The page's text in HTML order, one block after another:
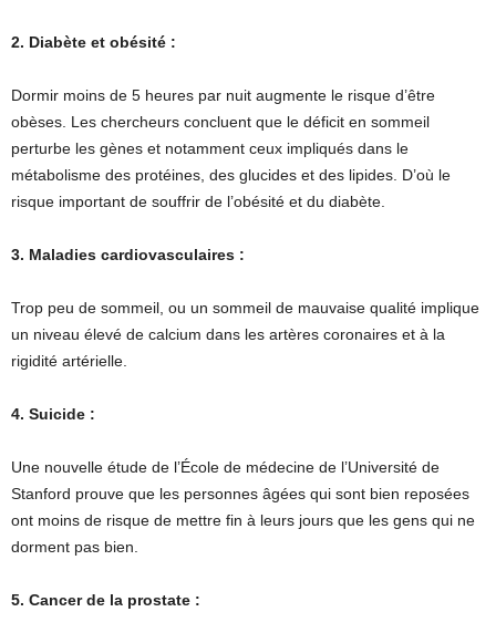
2. Diabète et obésité :
Dormir moins de 5 heures par nuit augmente le risque d’être
obèses. Les chercheurs concluent que le déficit en sommeil
perturbe les gènes et notamment ceux impliqués dans le
métabolisme des protéines, des glucides et des lipides. D’où le
risque important de souffrir de l’obésité et du diabète.
3. Maladies cardiovasculaires :
Trop peu de sommeil, ou un sommeil de mauvaise qualité implique
un niveau élevé de calcium dans les artères coronaires et à la
rigidité artérielle.
4. Suicide :
Une nouvelle étude de l’École de médecine de l’Université de
Stanford prouve que les personnes âgées qui sont bien reposées
ont moins de risque de mettre fin à leurs jours que les gens qui ne
dorment pas bien.
5. Cancer de la prostate :